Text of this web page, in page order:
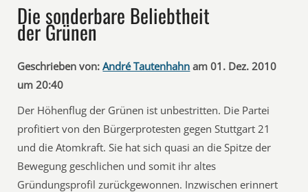
Die sonderbare Beliebtheit
der Grünen
Geschrieben von: André Tautenhahn am 01. Dez. 2010
um 20:40
Der Höhenflug der Grünen ist unbestritten. Die Partei
profitiert von den Bürgerprotesten gegen Stuttgart 21
und die Atomkraft. Sie hat sich quasi an die Spitze der
Bewegung geschlichen und somit ihr altes
Gründungsprofil zurückgewonnen. Inzwischen erinnert